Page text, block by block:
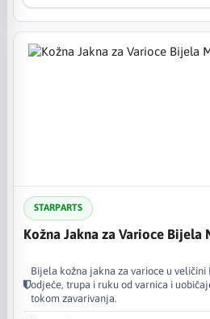
STARPARTS
Kožna Jakna za Varioce Bijela
Bijela kožna jakna za varioce u
odjeće, trupa i ruku od varnica i
tokom zavarivanja.